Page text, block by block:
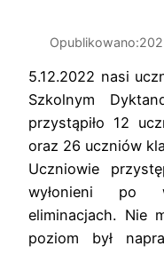
Opublikowano:
5.12.2022 nasi
Szkolnym
przystąpiło 12
oraz 26 uczniów
Uczniowie
wyłonieni po
eliminacjach. Nie
poziom był